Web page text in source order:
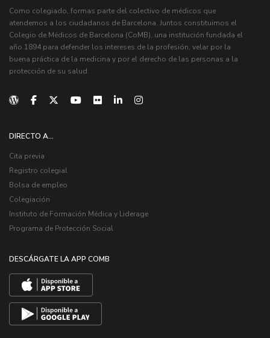
Como colegiado, formas parte del colectivo de médicos que
atendemos a los ciudadanos de Barcelona. Juntos constituimos el
Colegio de Médicos de Barcelona (CoMB), una institución fundada el
año 1894 para defender los intereses de la profesión, velar por la
buena práctica de la medicina y por el derecho de las personas a la
protección de su salud.
DIRECTO A...
Cita previa
Registro colegial
Bolsa de empleo
Colegiación
Instituto de Formación Médica y Liderage
Programa de Protección Social
DESCÁRGATE LA APP COMB